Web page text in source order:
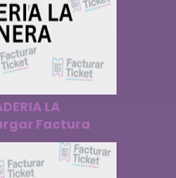
LA
Factura